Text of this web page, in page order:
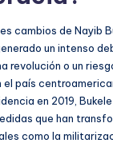
cambios de Nayib
un intenso
revolución o un
el país
en 2019,
que han
como la